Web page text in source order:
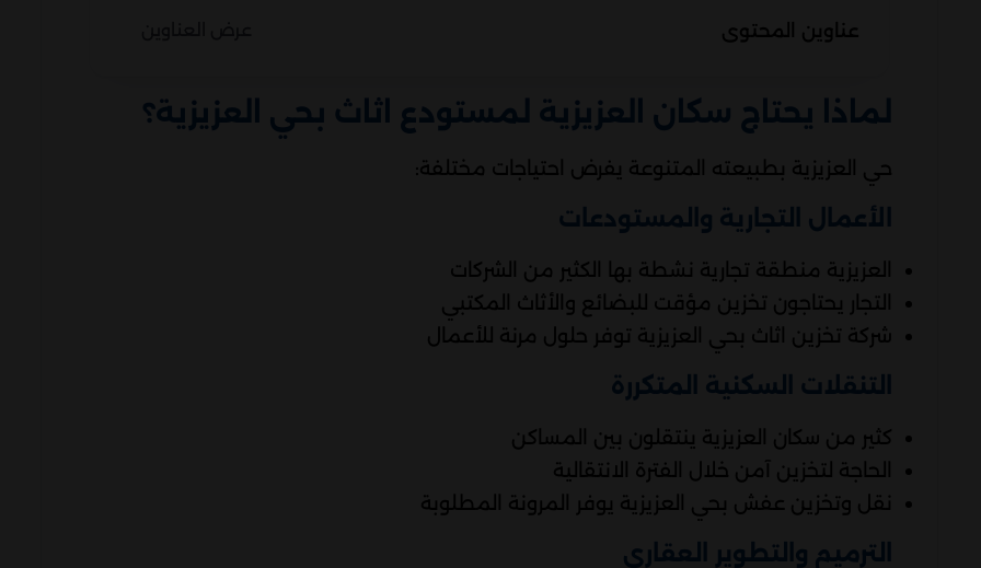
عناوين المحتوى
لماذا يحتاج سكان العزيزية لمستودع اثاث بحي العزيزية؟
حي العزيزية بطبيعته المتنوعة يفرض احتياجات مختلفة:
الأعمال التجارية والمستودعات
العزيزية منطقة تجارية نشطة بها الكثير من الشركات
التجار يحتاجون تخزين مؤقت للبضائع والأثاث المكتبي
شركة تخزين اثاث بحي العزيزية توفر حلول مرنة للأعمال
التنقلات السكنية المتكررة
كثير من سكان العزيزية ينتقلون بين المساكن
الحاجة لتخزين آمن خلال الفترة الانتقالية
نقل وتخزين عفش بحي العزيزية يوفر المرونة المطلوبة
الترميم والتطوير العقاري